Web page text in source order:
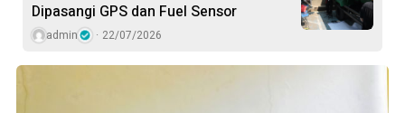
Dipasangi GPS dan Fuel Sensor
admin 22/07/2026